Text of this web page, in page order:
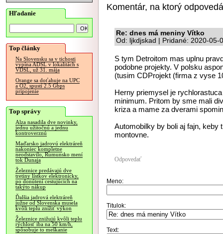
Hľadanie
Top články
Na Slovensku sa v tichosti
vypína ADSL v lokalitách s
VDSL, už 31. mája
Orange sa doťahuje na UPC
a O2, spustí 2.5 Gbps
pripojenie
Top správy
Alza nasadila dve novinky,
jednu užitočnú a jednu
kontroverznú
Maďarsko jadrovú elektráreň
nakoniec kompletne
neodstavilo, Rumunsko mení
tok Dunaja
Železnice predávajú dve
tretiny lístkov elektronicky,
po donútení cestujúcich na
takýto nákup
Ďalšia jadrová elektráreň
južne od Slovenska musela
kvôli teplu znížiť výkon
Železnice znižujú kvôli teplu
rýchlosť iba na 50 km/h,
spôsobuje to meškanie
Komentár, na ktorý
Re: dnes má meniny Vítko
Od: ljkdjskad | Pridané: 2020-05-
S tym Detroitom mas uplnu
podobne projekty. V polsku
(tusim CDProjekt (firma z vyse
Herny priemysel je
minimum. Pritom by sme mali
kriza a mame za dverami
Automobilky by boli aj fajn, keby
montovne.
Odpovedať
Meno:
Titulok:
Text: